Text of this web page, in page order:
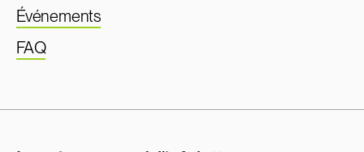
Événements
FAQ